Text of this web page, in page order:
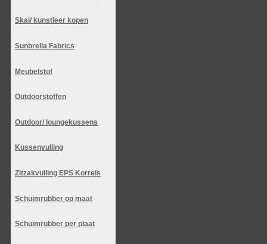
Skai/ kunstleer kopen
Sunbrella Fabrics
Meubelstof
Outdoorstoffen
Outdoor/ loungekussens
Kussenvulling
Zitzakvulling EPS Korrels
Schuimrubber op maat
Schuimrubber per plaat